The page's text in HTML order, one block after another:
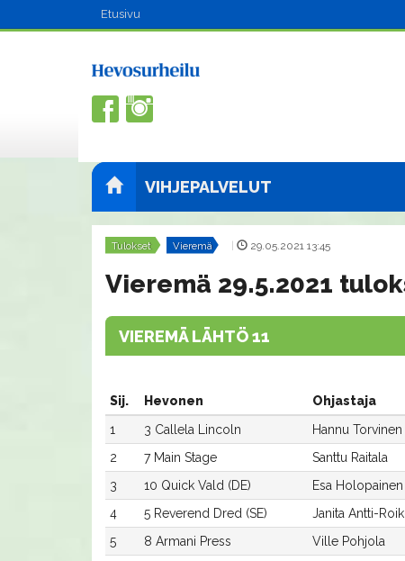
Etusivu
VIHJEPALVELUT
Tulokset Vieremä 29.05.2021 13:45
Vieremä 29.5.2021
VIEREMÄ LÄHTÖ 11
Sij. Hevonen Ohjastaja
1
3 Callela Lincoln Hannu Torvinen
2
7 Main Stage Santtu Raitala
3
10 Quick Vald (DE) Esa Holopainen
4
5 Reverend Dred (SE) Janita Antti-
5
8 Armani Press Ville Pohjola